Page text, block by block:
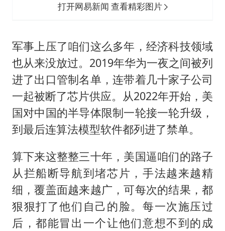
打开网易新闻 查看精彩图片
军事上压了咱们这么多年，经济科技领域
也从来没放过。2019年华为一夜之间被列
进了出口管制名单，连带着几十家子公司
一起被断了芯片供应。从2022年开始，美
国对中国的半导体限制一轮接一轮升级，
到最后连算法模型软件都列进了禁单。
算下来这整整三十年，美国逼咱们的路子
从拦船断导航到堵芯片，手法越来越精
细，覆盖面越来越广，可每次的结果，都
狠狠打了他们自己的脸。每一次施压过
后，都能冒出一个让他们意想不到的成